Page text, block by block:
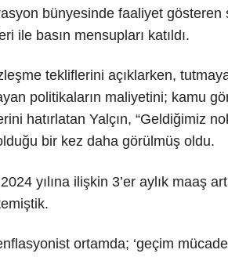
bünyesinde faaliyet gösteren
ile basın mensupları katıldı.
tekliflerini açıklarken,
politikaların maliyetini; kamu
hatırlatan Yalçın, “Geldiğimiz
bir kez daha görülmüş oldu.
yılına ilişkin 3’er aylık maaş
ortamda; ‘geçim